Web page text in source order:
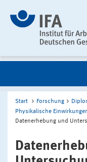
Start Forschung
Physikalische
Datenerhebung und